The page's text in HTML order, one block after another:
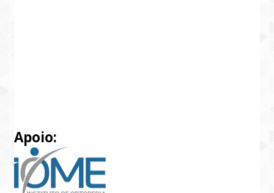
Apoio: